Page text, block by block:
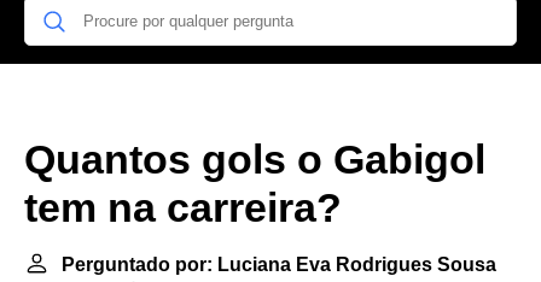
Quantos gols o Gabigol
tem na carreira?
Perguntado por: Luciana Eva Rodrigues Sousa